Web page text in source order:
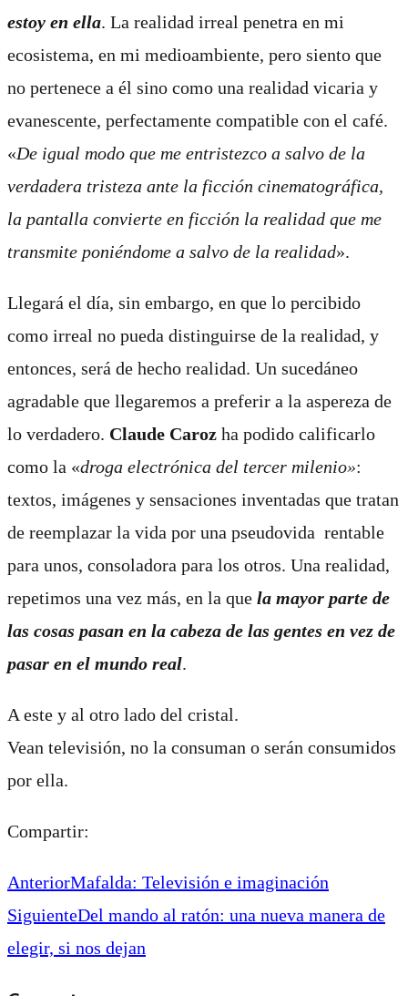
estoy en ella. La realidad irreal penetra en mi
ecosistema, en mi medioambiente, pero siento que
no pertenece a él sino como una realidad vicaria y
evanescente, perfectamente compatible con el café.
«De igual modo que me entristezco a salvo de la
verdadera tristeza ante la ficción cinematográfica,
la pantalla convierte en ficción la realidad que me
transmite poniéndome a salvo de la realidad».
Llegará el día, sin embargo, en que lo percibido
como irreal no pueda distinguirse de la realidad, y
entonces, será de hecho realidad. Un sucedáneo
agradable que llegaremos a preferir a la aspereza de
lo verdadero. Claude Caroz ha podido calificarlo
como la «droga electrónica del tercer milenio»:
textos, imágenes y sensaciones inventadas que tratan
de reemplazar la vida por una pseudovida rentable
para unos, consoladora para los otros. Una realidad,
repetimos una vez más, en la que la mayor parte de
las cosas pasan en la cabeza de las gentes en vez de
pasar en el mundo real.
A este y al otro lado del cristal.
Vean televisión, no la consuman o serán consumidos
por ella.
Compartir:
AnteriorMafalda: Televisión e imaginación
SiguienteDel mando al ratón: una nueva manera de
elegir, si nos dejan